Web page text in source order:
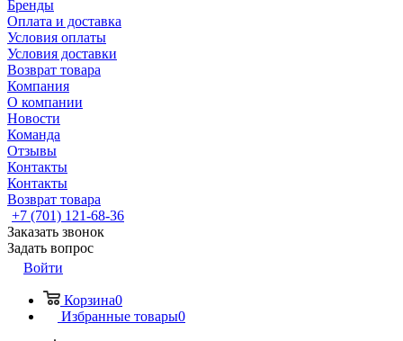
Бренды
Оплата и доставка
Условия оплаты
Условия доставки
Возврат товара
Компания
О компании
Новости
Команда
Отзывы
Контакты
Контакты
Возврат товара
+7 (701) 121-68-36
Заказать звонок
Задать вопрос
Войти
Корзина0
Избранные товары0